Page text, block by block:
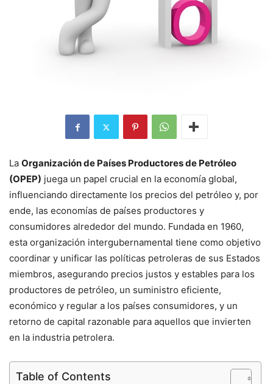
La Organización de Países Productores de Petróleo
(OPEP) juega un papel crucial en la economía global,
influenciando directamente los precios del petróleo y, por
ende, las economías de países productores y
consumidores alrededor del mundo. Fundada en 1960,
esta organización intergubernamental tiene como objetivo
coordinar y unificar las políticas petroleras de sus Estados
miembros, asegurando precios justos y estables para los
productores de petróleo, un suministro eficiente,
económico y regular a los países consumidores, y un
retorno de capital razonable para aquellos que invierten
en la industria petrolera.
Table of Contents